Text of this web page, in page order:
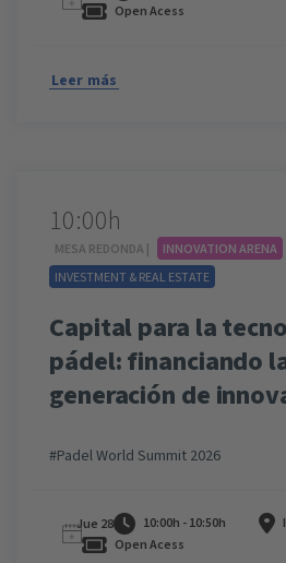
Open Acess
Leer más
10:00h
MESA REDONDA | INNOVATION ARENA
INVESTMENT & REAL ESTATE
Capital para la
pádel: financiando
generación de
#Padel World Summit 2026
Jue 28 10:00h - 10:50h
Open Acess